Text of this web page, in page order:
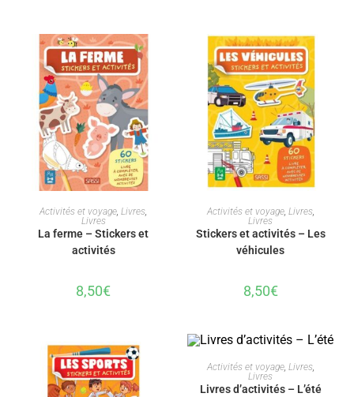
AJOUTER AU PANIER
Activités et voyage,Livres,
Livres
La ferme – Stickers et
activités
8,50€
AJOUTER AU PANIER
Activités et voyage, Livres,
Livres
Stickers et activités – Les
véhicules
8,50€
AJOUTER AU PANIER
Activités et voyage, Livres,
Livres
Livres d’activités – L’été